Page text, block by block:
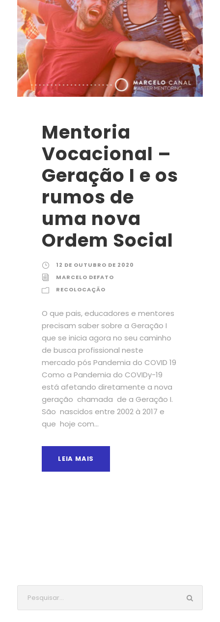
Mentoria
Vocacional –
Geração I e os
rumos de
uma nova
Ordem Social
12 DE OUTUBRO DE 2020
MARCELO DEFATO
RECOLOCAÇÃO
O que pais, educadores e mentores
precisam saber sobre a Geração I
que se inicia agora no seu caminho
de busca profissional neste
mercado pós Pandemia do COVID 19
Como a Pandemia do COVIDy-19
está afetando diretamente a nova
geração chamada de a Geração I.
São nascidos entre 2002 à 2017 e
que hoje com...
LEIA MAIS